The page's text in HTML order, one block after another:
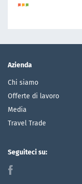
Azienda
Chi siamo
Offerte di lavoro
Media
Travel Trade
Seguiteci su:
f